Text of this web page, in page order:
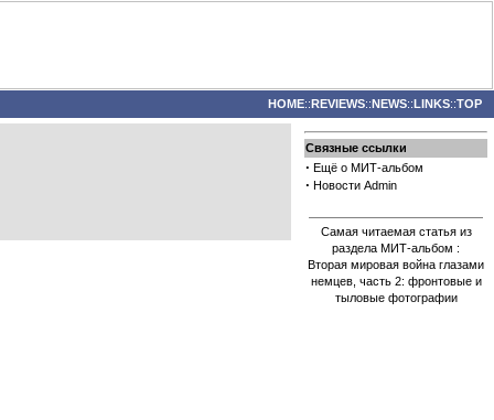
HOME::REVIEWS::NEWS::LINKS::TOP
Связные ссылки
· Ещё о МИТ-альбом
· Новости Admin
Самая читаемая статья из
раздела МИТ-альбом :
Вторая мировая война глазами
немцев, часть 2: фронтовые и
тыловые фотографии